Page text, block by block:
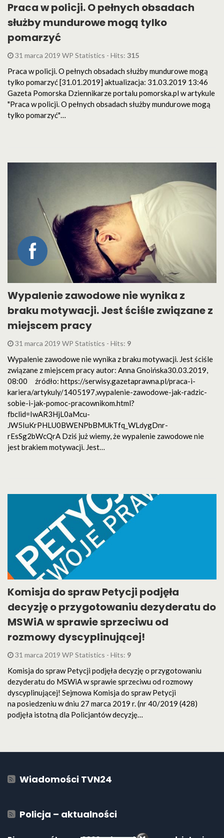
Praca w policji. O pełnych obsadach
służby mundurowe mogą tylko
pomarzyć
31 marca 2019 WP Statistics - Hits: 315
Praca w policji. O pełnych obsadach służby mundurowe mogą
tylko pomarzyć [31.01.2019] aktualizacja: 31.03.2019 13:46
Gazeta Pomorska Dziennikarze portalu pomorska.pl w artykule
"Praca w policji. O pełnych obsadach służby mundurowe mogą
tylko pomarzyć"…
Wypalenie zawodowe nie wynika z
braku motywacji. Jest ściśle związane z
miejscem pracy
31 marca 2019 WP Statistics - Hits: 9
Wypalenie zawodowe nie wynika z braku motywacji. Jest ściśle
związane z miejscem pracy autor: Anna Gnoińska30.03.2019,
08:00 źródło: https://serwisy.gazetaprawna.pl/praca-i-
kariera/artykuly/1405197,wypalenie-zawodowe-jak-radzic-
sobie-i-jak-pomoc-pracownikom.html?
fbclid=IwAR3HjL0aMcu-
JW5IuKrPHLU0BWENPbBMUkTfq_WLdygDnr-
rEsSg2bWcQrA Dziś już wiemy, że wypalenie zawodowe nie
jest brakiem motywacji. Jest…
Komisja do spraw Petycji podjęła
decyzję o przygotowaniu dezyderatu do
MSWiA w sprawie sprzeciwu od
rozmowy dyscyplinującej!
31 marca 2019 WP Statistics - Hits: 9
Komisja do spraw Petycji podjęła decyzję o przygotowaniu
dezyderatu do MSWiA w sprawie sprzeciwu od rozmowy
dyscyplinującej! Sejmowa Komisja do spraw Petycji
na posiedzeniu w dniu 27 marca 2019 r. (nr 40/2019 (428)
podjęła istotną dla Policjantów decyzję…
Wiadomości TVN24
Policja – aktualności